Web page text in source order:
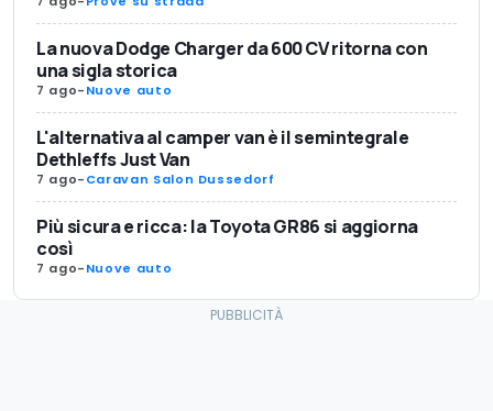
La nuova Dodge Charger da 600 CV ritorna con
una sigla storica
7 ago-Nuove auto
L'alternativa al camper van è il semintegrale
Dethleffs Just Van
7 ago-Caravan Salon Dussedorf
Più sicura e ricca: la Toyota GR86 si aggiorna
così
7 ago-Nuove auto